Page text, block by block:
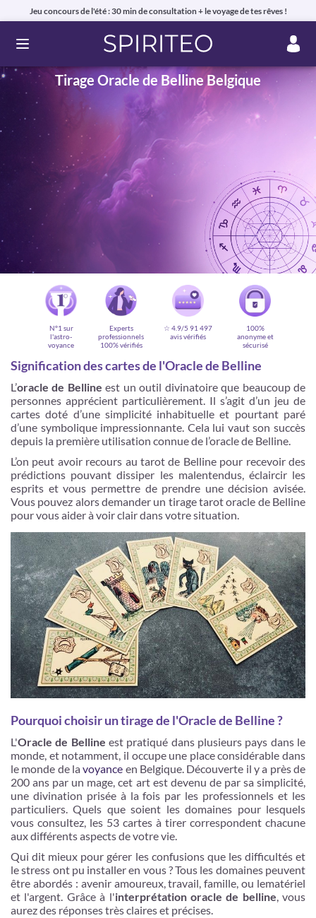
Jeu concours de l'été : 30 min de consultation + le voyage de tes rêves !
Ouvrir le menu
Tirage Oracle de Belline Belgique
Voyance privée en ligne par téléphone, chat ou mail
99% de clients satisfaits, avis authentiques !
Je m'inscris
N°1 sur
l'astro-
voyance
Experts
professionnels
100% vérifiés
☆ 4.9/5 91 497
avis vérifiés
100%
anonyme et
sécurisé
Signification des cartes de l'Oracle de Belline
L’oracle de Belline est un outil divinatoire que beaucoup de
personnes apprécient particulièrement. Il s’agit d’un jeu de
cartes doté d’une simplicité inhabituelle et pourtant paré
d’une symbolique impressionnante. Cela lui vaut son succès
depuis la première utilisation connue de l’oracle de Belline.
L’on peut avoir recours au tarot de Belline pour recevoir des
prédictions pouvant dissiper les malentendus, éclaircir les
esprits et vous permettre de prendre une décision avisée.
Vous pouvez alors demander un tirage tarot oracle de Belline
pour vous aider à voir clair dans votre situation.
Pourquoi choisir un tirage de l'Oracle de Belline ?
L'Oracle de Belline est pratiqué dans plusieurs pays dans le
monde, et notamment, il occupe une place considérable dans
le monde de lavoyance en Belgique. Découverte il y a près de
200 ans par un mage, cet art est devenu de par sa simplicité,
une divination prisée à la fois par les professionnels et les
particuliers. Quels que soient les domaines pour lesquels
vous consultez, les 53 cartes à tirer correspondent chacune
aux différents aspects de votre vie.
Qui dit mieux pour gérer les confusions que les difficultés et
le stress ont pu installer en vous ? Tous les domaines peuvent
être abordés : avenir amoureux, travail, famille, ou lematériel
et l'argent. Grâce à l'interprétation oracle de belline, vous
aurez des réponses très claires et précises.